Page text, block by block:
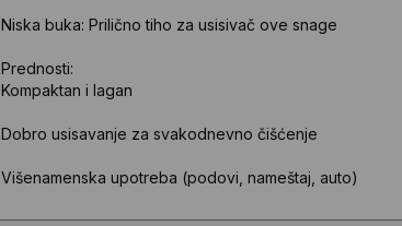
Niska buka: Prilično tiho za usisivač ove snage
Prednosti:
Kompaktan i lagan
Dobro usisavanje za svakodnevno čišćenje
Višenamenska upotreba (podovi, nameštaj, auto)